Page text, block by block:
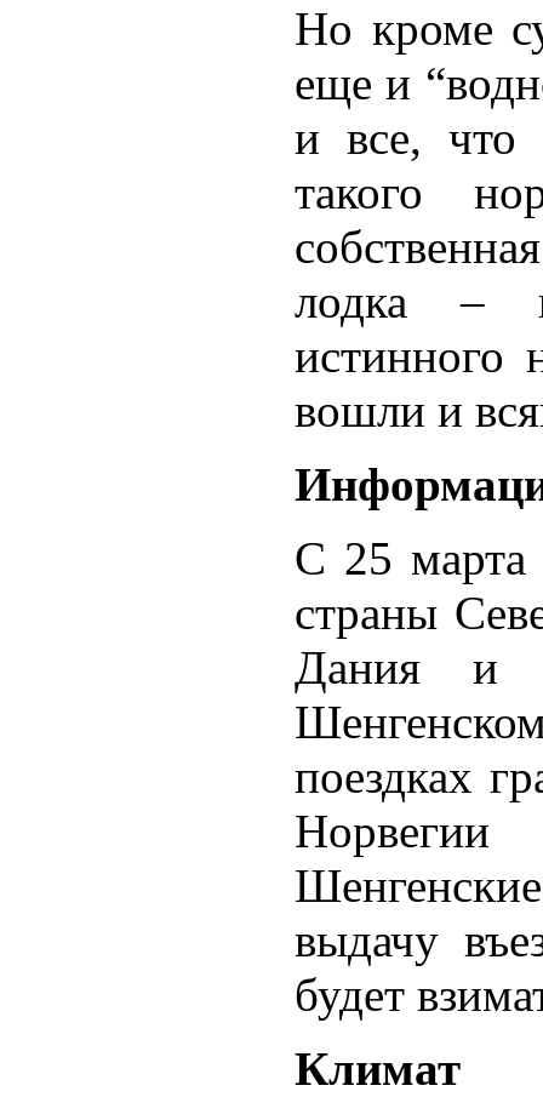
Но кроме
еще и
и все, что
такого
лодка –
истинного
вошли и
C 25 марта
страны
Дания и
поездках
выдачу
будет
Климат